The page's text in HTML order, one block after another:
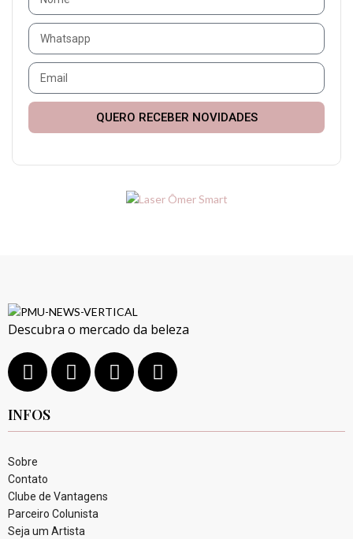
QUERO RECEBER NOVIDADES
Descubra o mercado da beleza
INFOS
Sobre
Contato
Clube de Vantagens
Parceiro Colunista
Seja um Artista